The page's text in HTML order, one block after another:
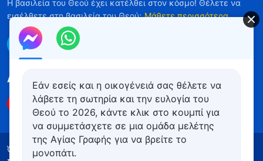
Η βασιλεία του Θεού έχει κατέλθει στον κόσμο! Θέλετε να
εισέλθετε στη βασιλεία του Θεού; Μάθετε περισσότερα
Επικοινωνήστε μαζί μας μέσω Messenger
Ακολουθήστε μας
Όροι Χρήσης
Πολιτική απορρήτου
Εάν εσείς και η οικογένειά σας θέλετε να
λάβετε τη σωτηρία και την ευλογία του
Θεού το 2026, κάντε κλικ στο κουμπί για
να συμμετάσχετε σε μια ομάδα μελέτης
της Αγίας Γραφής για να βρείτε το
μονοπάτι.